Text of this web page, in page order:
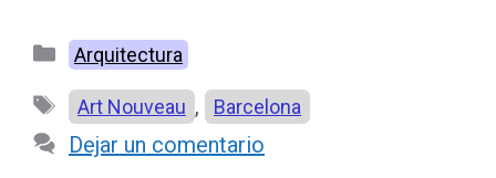
Categorías
Arquitectura
Etiquetas
Art Nouveau , Barcelona
Dejar un comentario